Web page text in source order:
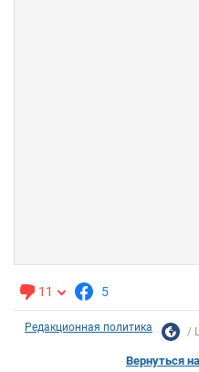
11 5
Редакционная политика
Вернуться